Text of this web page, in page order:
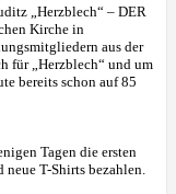
„Herzblech“ – DER
Kirche in
aus der
für „Herzblech“ und um
bereits schon auf 85
Tagen die ersten
T-Shirts bezahlen.